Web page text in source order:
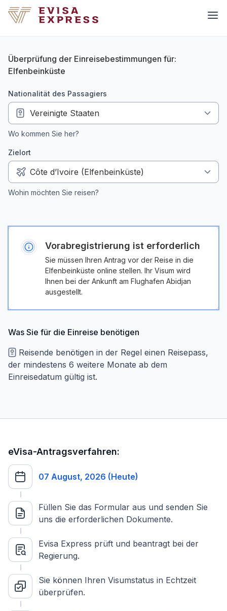
Überprüfung der Einreisebestimmungen für:
Elfenbeinküste
Nationalität des Passagiers
Wo kommen Sie her?
Zielort
Wohin möchten Sie reisen?
Vorabregistrierung ist erforderlich
Sie müssen Ihren Antrag vor der Reise in die
Elfenbeinküste online stellen. Ihr Visum wird
Ihnen bei der Ankunft am Flughafen Abidjan
ausgestellt.
Was Sie für die Einreise benötigen
Reisende benötigen in der Regel einen Reisepass,
der mindestens 6 weitere Monate ab dem
Einreisedatum gültig ist.
eVisa-Antragsverfahren:
07 August, 2026 (Heute)
Füllen Sie das Formular aus und senden Sie
uns die erforderlichen Dokumente.
Evisa Express prüft und beantragt bei der
Regierung.
Sie können Ihren Visumstatus in Echtzeit
überprüfen.